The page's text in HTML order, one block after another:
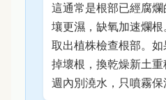
這通常是根部已經腐
壤更濕，缺氧加速爛根
取出植株檢查根部。
掉壞根，換乾燥新土
週內別澆水，只噴霧保